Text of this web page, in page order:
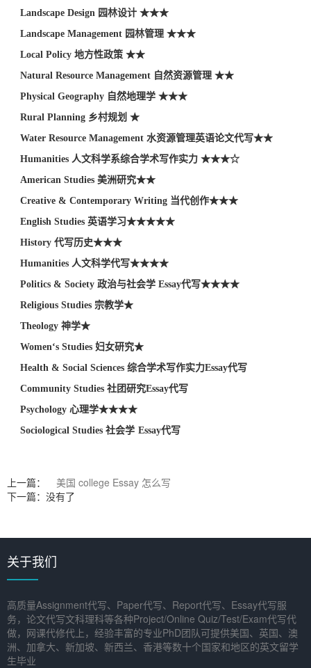
Landscape Design 园林设计 ★★★
Landscape Management 园林管理 ★★★
Local Policy 地方性政策 ★★
Natural Resource Management 自然资源管理 ★★
Physical Geography 自然地理学 ★★★
Rural Planning 乡村规划 ★
Water Resource Management 水资源管理英语论文代写★★
Humanities 人文科学系综合学术写作实力 ★★★☆
American Studies 美洲研究★★
Creative & Contemporary Writing 当代创作★★★
English Studies 英语学习★★★★★
History 代写历史★★★
Humanities 人文科学代写★★★★
Politics & Society 政治与社会学 Essay代写★★★★
Religious Studies 宗教学★
Theology 神学★
Women‘s Studies 妇女研究★
Health & Social Sciences 综合学术写作实力Essay代写
Community Studies 社团研究Essay代写
Psychology 心理学★★★★
Sociological Studies 社会学 Essay代写
上一篇：
美国 college Essay 怎么写
下一篇：没有了
关于我们
高质量Assignment代写、Paper代写、Report代写、Essay代写服
务，论文代写文科理科等各种Project/Online Quiz/Test/Exam代写代
做，网课代修代上，经验丰富的专业PhD团队可提供美国、英国、澳
洲、加拿大、新加坡、新西兰、香港等数十个国家和地区的英文留学
生毕业